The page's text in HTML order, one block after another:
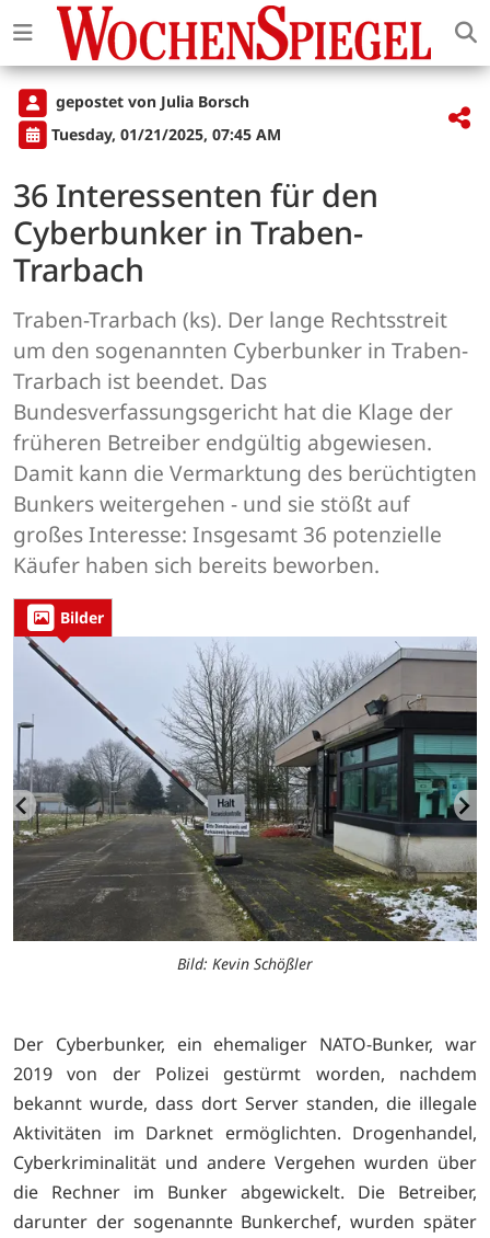
gepostet von Julia Borsch
Tuesday, 01/21/2025, 07:45 AM
36 Interessenten für den
Cyberbunker in Traben-
Trarbach
Traben-Trarbach (ks). Der lange Rechtsstreit
um den sogenannten Cyberbunker in Traben-
Trarbach ist beendet. Das
Bundesverfassungsgericht hat die Klage der
früheren Betreiber endgültig abgewiesen.
Damit kann die Vermarktung des berüchtigten
Bunkers weitergehen - und sie stößt auf
großes Interesse: Insgesamt 36 potenzielle
Käufer haben sich bereits beworben.
Bilder
Bild: Kevin Schößler
Der Cyberbunker, ein ehemaliger NATO-Bunker, war
2019 von der Polizei gestürmt worden, nachdem
bekannt wurde, dass dort Server standen, die illegale
Aktivitäten im Darknet ermöglichten. Drogenhandel,
Cyberkriminalität und andere Vergehen wurden über
die Rechner im Bunker abgewickelt. Die Betreiber,
darunter der sogenannte Bunkerchef, wurden später